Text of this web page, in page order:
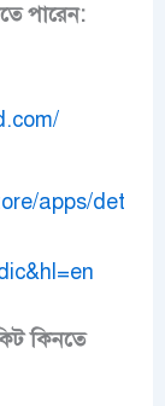
পারেন:
apps/det
কিনতে